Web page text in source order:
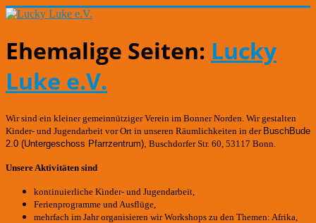
Ehemalige Seiten: Lucky
Luke e.V.
Wir sind ein kleiner gemeinnütziger Verein im Bonner Norden. Wir gestalten
Kinder- und Jugendarbeit vor Ort in unseren Räumlichkeiten in der BuschBude
2.0 (Untergeschoss Pfarrzentrum) Buschdorfer Str. 60, 53117 Bonn.
Unsere Aktivitäten sind
kontinuierliche Kinder- und Jugendarbeit,
Ferienprogramme und Ausflüge,
mehrfach im Jahr organisieren wir Workshops zu den Themen: Afrika,